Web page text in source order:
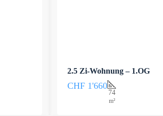
2.5 Zi-Wohnung – 1.OG
CHF 1'660
74
m²